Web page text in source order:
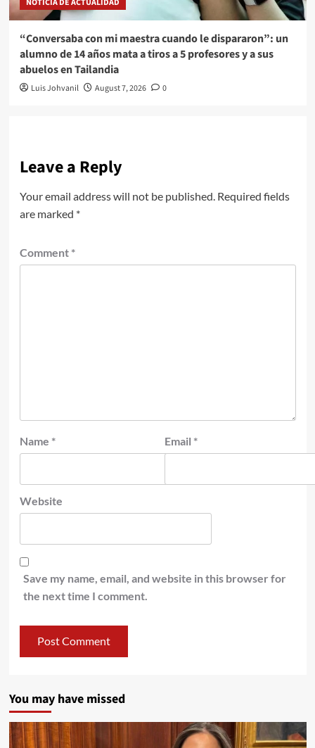
NOTICIA DE ACTUALIDAD
“Conversaba con mi maestra cuando le dispararon”: un
alumno de 14 años mata a tiros a 5 profesores y a sus
abuelos en Tailandia
Luis Johvanil August 7, 2026 0
Leave a Reply
Your email address will not be published. Required fields
are marked *
Comment *
Name * Email *
Website
Save my name, email, and website in this browser for
the next time I comment.
You may have missed